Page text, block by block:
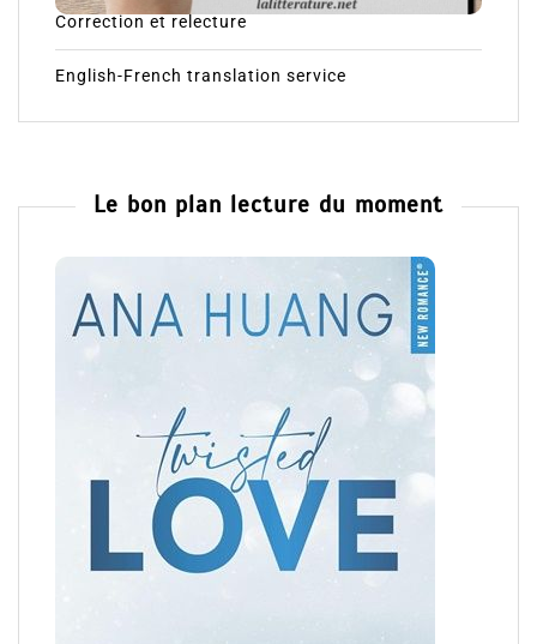
Correction et relecture
English-French translation service
Le bon plan lecture du moment